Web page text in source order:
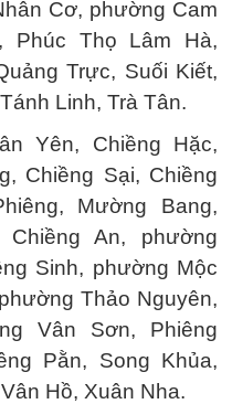
Cơ, phường Cam
Thọ Lâm Hà,
Trực, Suối Kiết,
Linh, Trà Tân.
Yên, Chiềng Hặc,
Chiềng Sại, Chiềng
Mường Bang,
An, phường
Sinh, phường Mộc
Thảo Nguyên,
Vân Sơn, Phiêng
Pằn, Song Khủa,
Hồ, Xuân Nha.